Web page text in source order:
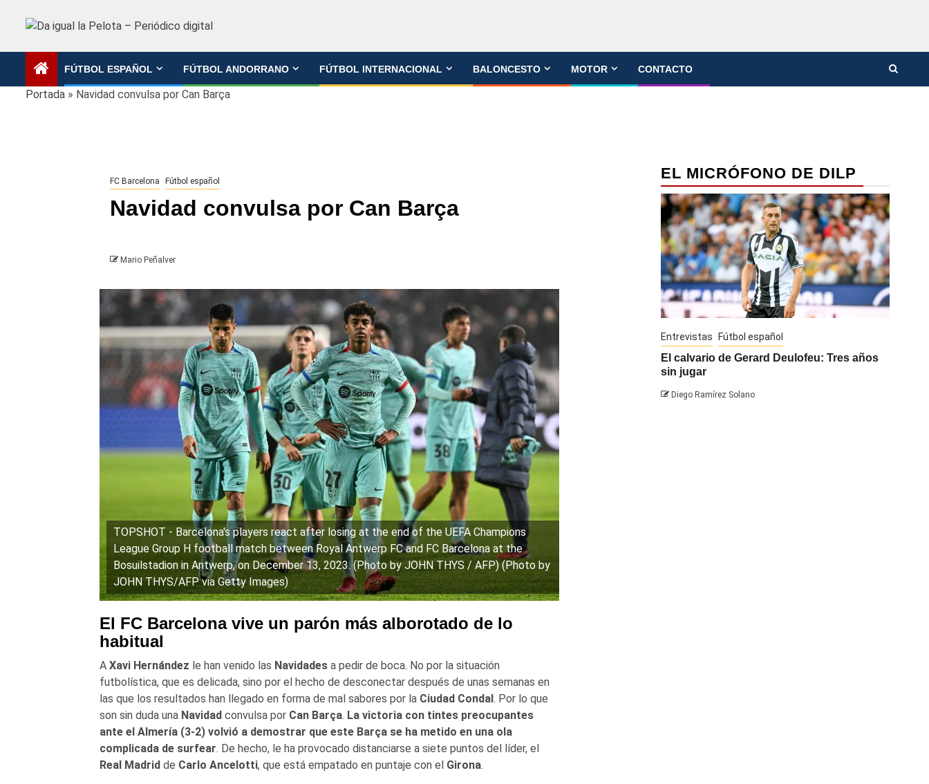
FÚTBOL ESPAÑOL FÚTBOL ANDORRANO FÚTBOL INTERNACIONAL BALONCESTO MOTOR CONTACTO
Portada » Navidad convulsa por Can Barça
FC Barcelona Fútbol español
Navidad convulsa por Can Barça
Mario Peñalver
TOPSHOT - Barcelona's players react after losing at the end of the UEFA Champions
League Group H football match between Royal Antwerp FC and FC Barcelona at the
Bosuilstadion in Antwerp, on December 13, 2023. (Photo by JOHN THYS / AFP) (Photo by
JOHN THYS/AFP via Getty Images)
El FC Barcelona vive un parón más alborotado de lo
habitual
A Xavi Hernández le han venido las Navidadesa pedir de boca. No por la situación
futbolística, que es delicada, sino por el hecho de desconectar después de unas semanas en
las que los resultados han llegado en forma de mal sabores por la Ciudad Condal. Por lo que
son sin duda una Navidadconvulsa por Can Barça. La victoria con tintes preocupantes
ante el Almería (3-2) volvió a demostrar que este Barça se ha metido en una ola
complicada de surfear. De hecho, le ha provocado distanciarse a siete puntos del líder, el
Real Madridde Carlo Ancelotti, que está empatado en puntaje con el Girona.
EL MICRÓFONO DE DILP
Entrevistas Fútbol español
El calvario de Gerard Deulofeu: Tres años
sin jugar
Diego Ramírez Solano